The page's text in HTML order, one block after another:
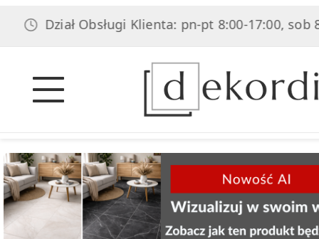
Dział Obsługi Klienta: pn-pt 8:00-17:00, sob 8:00-